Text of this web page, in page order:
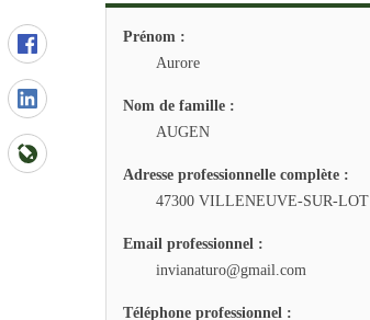
Prénom :
Aurore
Nom de famille :
AUGEN
Adresse professionnelle complète :
47300 VILLENEUVE-SUR-LOT
Email professionnel :
invianaturo@gmail.com
Téléphone professionnel :